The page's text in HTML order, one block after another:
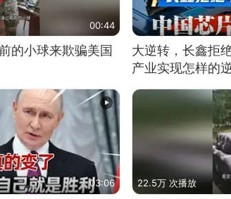
00:44
的小球来欺骗美国
大逆转，长鑫拒
产业实现怎样的
03:06 22.5万 次播放